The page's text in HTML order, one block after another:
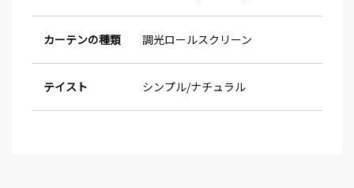
カーテンの種類 調光ロールスクリーン
テイスト シンプル ナチュラル